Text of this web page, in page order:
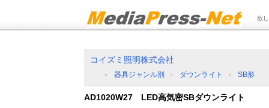
欲
コイズミ照明株式会社
器具ジャンル別 ダウンライト SB形
AD1020W27 LED高気密SBダウンライト